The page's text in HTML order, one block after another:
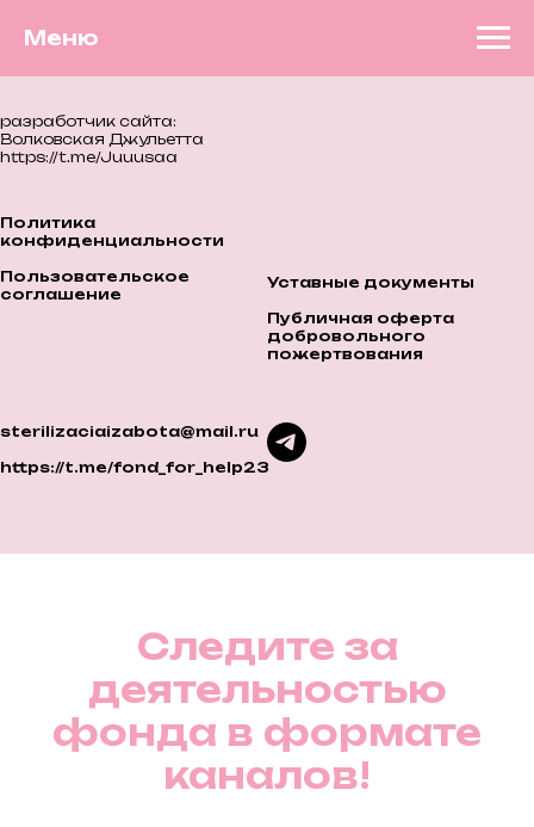
Меню
разработчик сайта:
Волковская Джульетта
https://t.me/Juuusaa
Политика
конфиденциальности
Пользовательское
соглашение
Уставные документы
Публичная оферта
добровольного
пожертвования
sterilizaciaizabota@mail.ru
https://t.me/fond_for_help23
Следите за
деятельностью
фонда в формате
каналов!